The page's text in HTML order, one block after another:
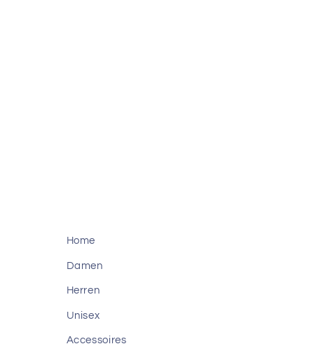
Home
Damen
Herren
Unisex
Accessoires